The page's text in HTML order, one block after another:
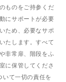
ものをご持参くだ
にサポートが必要
ため、必要なサポ
たします。すべて
非常扉、階段をふ
に保管してくださ
いて一切の責任を